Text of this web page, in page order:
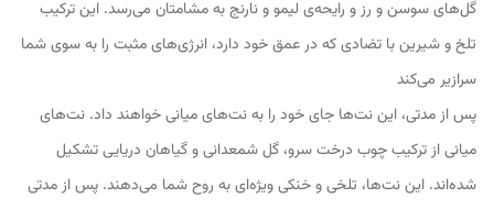
گل‌های سوسن و رز و رایحه‌ی لیمو و نارنج به مشامتان می‌رسد. این ترکیب
تلخ و شیرین با تضادی که در عمق خود دارد، انرژی‌های مثبت را به سوی شما
سرازیر می‌‌کند
پس از مدتی، این نت‌ها جای خود را به نت‌های میانی خواهند داد. نت‌های
میانی از ترکیب چوب درخت سرو، گل شمعدانی و گیاهان دریایی تشکیل
شده‌اند. این نت‌ها، تلخی و خنکی ویژه‌ای به روح شما می‌دهند. پس از مدتی